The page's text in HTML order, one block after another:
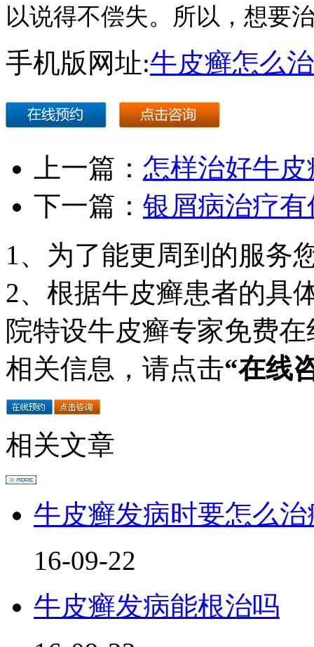
以说得不偿失。所以，想要
手机版网址:牛皮癣怎么
上一篇： 怎样治好牛皮
下一篇： 银屑病治疗
1、为了能更周到的服务
2、根据牛皮癣患者的具
院特设牛皮癣专家免费
相关信息，请点击“在线
相关文章
牛皮癣发病时要怎么治
16-09-22
牛皮癣发病能根治吗